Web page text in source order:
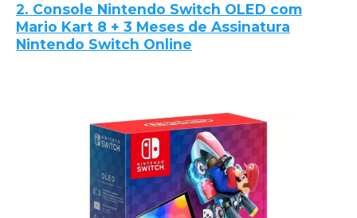
2. Console Nintendo Switch OLED com
Mario Kart 8 + 3 Meses de Assinatura
Nintendo Switch Online